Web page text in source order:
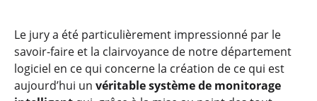
Le jury a été particulièrement impressionné par le
savoir-faire et la clairvoyance de notre département
logiciel en ce qui concerne la création de ce qui est
aujourd’hui un véritable système de monitorage